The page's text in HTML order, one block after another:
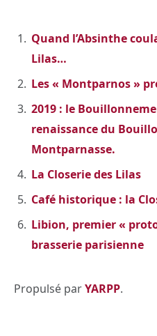
Quand l’Absinthe
Lilas…
Les « Montparnos »
2019 : le
renaissance du
Montparnasse.
La Closerie des Lilas
Café historique : la
Libion, premier «
brasserie parisienne
Propulsé parYARPP.